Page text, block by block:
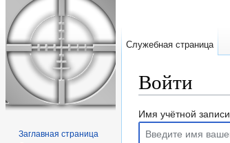
Войти
Имя учётной записи
Служебная страница
Заглавная страница